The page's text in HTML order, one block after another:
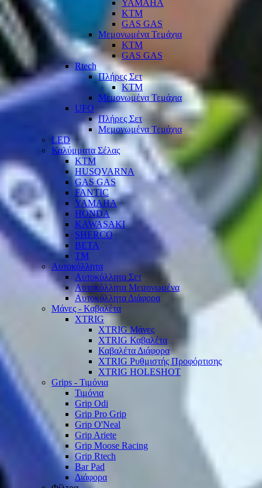
YAMAHA
KTM
GAS GAS
Μεμονωμένα Τεμάχια
KTM
GAS GAS
Rtech
Πλήρες Σετ
KTM
Μεμονωμένα Τεμάχια
UFO
Πλήρες Σετ
Μεμονωμένα Τεμάχια
LED
Καλύμματα Σέλας
KTM
HUSQVARNA
GAS GAS
FANTIC
YAMAHA
HONDA
KAWASAKI
SHERCO
BETA
TM
Αυτοκόλλητα
Αυτοκόλλητα Σετ
Αυτοκόλλητα Μεμονωμένα
Αυτοκόλλητα Διάφορα
Μάνες - Καβαλέτα
XTRIG
XTRIG Μάνες
XTRIG Καβαλέτα
Καβαλέτα Διάφορα
XTRIG Ρυθμιστής Προφόρτισης
XTRIG HOLESHOT
Grips - Τιμόνια
Τιμόνια
Grip Odi
Grip Pro Grip
Grip O'Neal
Grip Ariete
Grip Moose Racing
Grip Rtech
Bar Pad
Διάφορα